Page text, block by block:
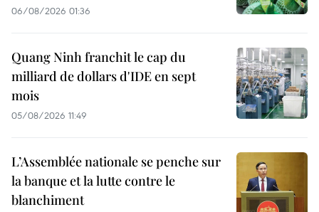
06/08/2026 01:36
Quang Ninh franchit le cap du
milliard de dollars d'IDE en sept
mois
05/08/2026 11:49
L’Assemblée nationale se penche sur
la banque et la lutte contre le
blanchiment